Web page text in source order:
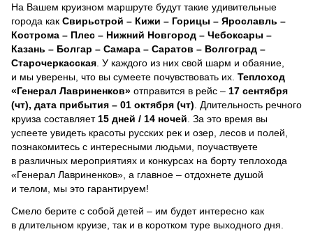
На Вашем круизном маршруте будут такие удивительные
города как Свирьстрой – Кижи – Горицы – Ярославль –
Кострома – Плес – Нижний Новгород – Чебоксары –
Казань – Болгар – Самара – Саратов – Волгоград –
Старочеркасская . У каждого из них свой шарм и обаяние,
и мы уверены, что вы сумеете почувствовать их. Теплоход
«Генерал Лавриненков» отправится в рейс – 17 сентября
(чт), дата прибытия – 01 октября (чт) . Длительность речного
круиза составляет 15 дней / 14 ночей За это время вы
успеете увидеть красоты русских рек и озер, лесов и полей,
познакомитесь с интересными людьми, поучаствуете
в различных мероприятиях и конкурсах на борту теплохода
«Генерал Лавриненков», а главное – отдохнете душой
и телом, мы это гарантируем!
Смело берите с собой детей – им будет интересно как
в длительном круизе, так и в коротком туре выходного дня.